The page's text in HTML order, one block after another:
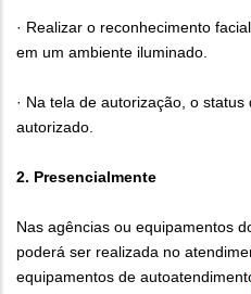
· Realizar o reconhecimento
em um ambiente iluminado.
· Na tela de autorização, o
autorizado.
2. Presencialmente
Nas agências ou equipamentos
poderá ser realizada no
equipamentos de